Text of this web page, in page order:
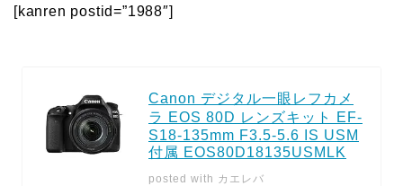
[kanren postid=”1988″]
Canon デジタル一眼レフカメ
ラ EOS 80D レンズキット EF-
S18-135mm F3.5-5.6 IS USM
付属 EOS80D18135USMLK
posted with カエレバ